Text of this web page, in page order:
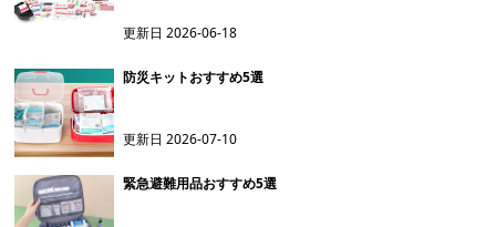
更新日2026-06-18
防災キットおすすめ5選
更新日2026-07-10
緊急避難用品おすすめ5選